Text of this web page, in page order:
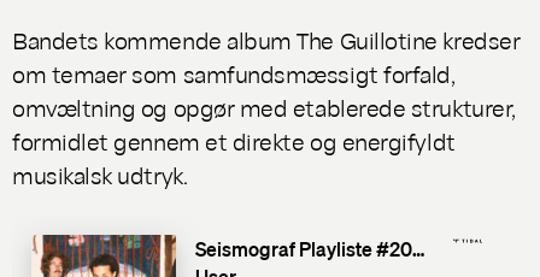
Bandets kommende albumThe Guillotine kredser
om temaer som samfundsmæssigt forfald,
omvæltning og opgør med etablerede strukturer,
formidlet gennem et direkte og energifyldt
musikalsk udtryk.